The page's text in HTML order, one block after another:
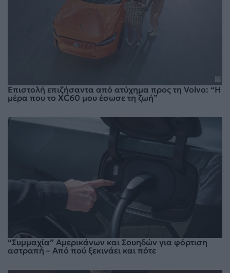
Επιστολή επιζήσαντα από ατύχημα προς τη Volvo: “Η
μέρα που το XC60 μου έσωσε τη ζωή”
“Συμμαχία” Αμερικάνων και Σουηδών για φόρτιση
αστραπή – Από πού ξεκινάει και πότε